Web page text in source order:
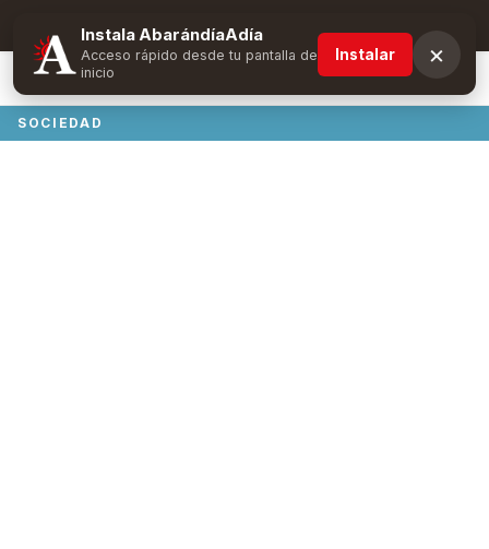
Suscríbete y obtén ventajas exclusivas
SOCIEDAD
Instala AbarándíaAdía
Acceso rápido desde tu pantalla de
inicio
Instalar ×